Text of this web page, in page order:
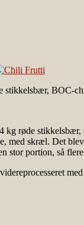
stikkelsbær, BOC-
kg røde
med skræl. Det
stor portion, så